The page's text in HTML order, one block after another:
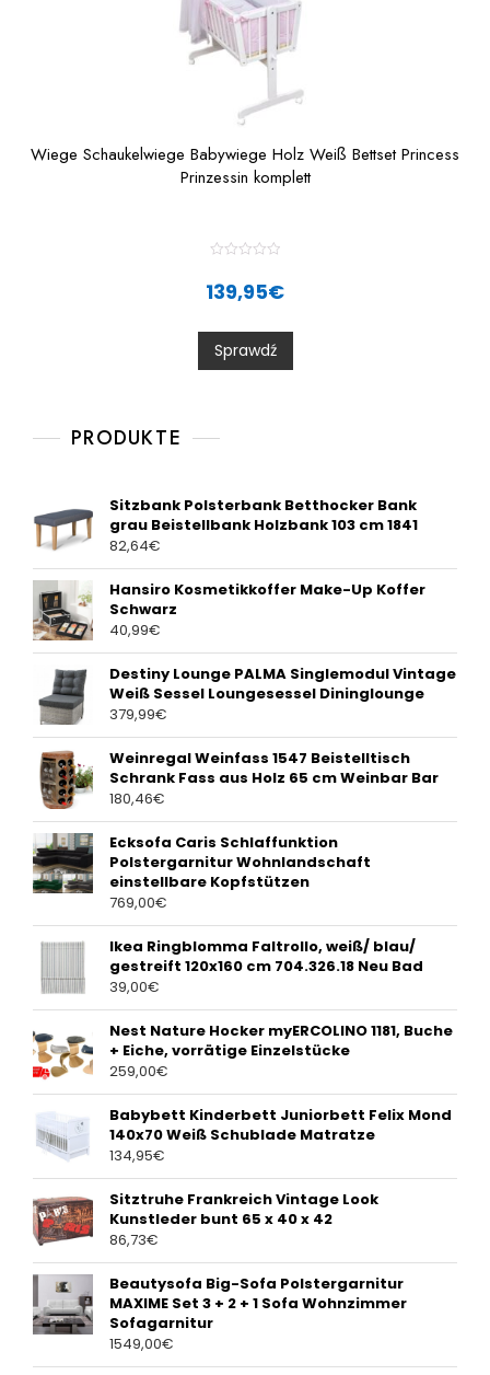
Wiege Schaukelwiege Babywiege Holz Weiß Bettset Princess
Prinzessin komplett
0
o
u
t
139,95€
Sprawdź
PRODUKTE
Sitzbank Polsterbank Betthocker Bank
grau Beistellbank Holzbank 103 cm 1841
82,64€
Hansiro Kosmetikkoffer Make-Up Koffer
Schwarz
40,99€
Destiny Lounge PALMA Singlemodul Vintage
Weiß Sessel Loungesessel Dininglounge
379,99€
Weinregal Weinfass 1547 Beistelltisch
Schrank Fass aus Holz 65 cm Weinbar Bar
180,46€
Ecksofa Caris Schlaffunktion
Polstergarnitur Wohnlandschaft
einstellbare Kopfstützen
769,00€
Ikea Ringblomma Faltrollo, weiß/ blau/
gestreift 120x160 cm 704.326.18 Neu Bad
39,00€
Nest Nature Hocker myERCOLINO 1181, Buche
+ Eiche, vorrätige Einzelstücke
259,00€
Babybett Kinderbett Juniorbett Felix Mond
140x70 Weiß Schublade Matratze
134,95€
Sitztruhe Frankreich Vintage Look
Kunstleder bunt 65 x 40 x 42
86,73€
Beautysofa Big-Sofa Polstergarnitur
MAXIME Set 3 + 2 + 1 Sofa Wohnzimmer
Sofagarnitur
1549,00€